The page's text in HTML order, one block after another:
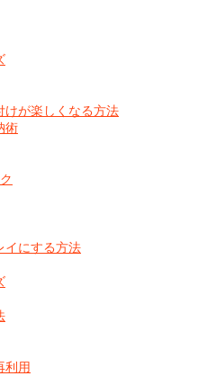
けが楽しくなる方法
術
イにする方法
利用